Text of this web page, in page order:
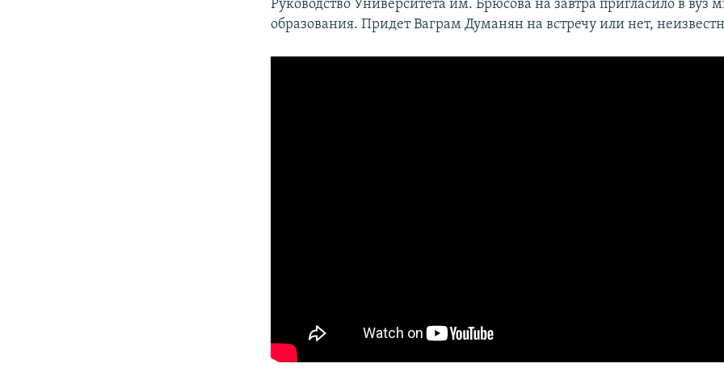
Руководство Университета им. Брюсова на завтра пригласило в вуз
образования. Придет Ваграм Думанян на встречу или нет,